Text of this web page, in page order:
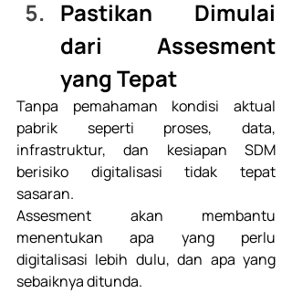
Pastikan Dimulai
dari Assesment
yang Tepat
Tanpa pemahaman kondisi aktual
pabrik seperti proses, data,
infrastruktur, dan kesiapan SDM
berisiko digitalisasi tidak tepat
sasaran.
Assesment akan membantu
menentukan apa yang perlu
digitalisasi lebih dulu, dan apa yang
sebaiknya ditunda.